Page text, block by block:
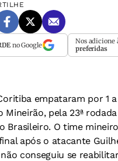
no Google Nos adicione
preferidas
empataram por 1 a
Mineirão, pela 23ª
Brasileiro. O time
após o atacante
conseguiu se